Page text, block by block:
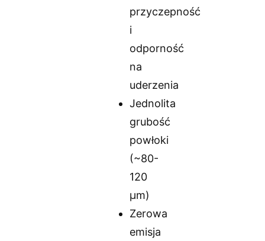
przyczepność
i
odporność
na
uderzenia
Jednolita
grubość
powłoki
(~80-
120
μm)
Zerowa
emisja